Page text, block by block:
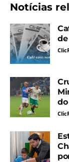
Notícias
de
do